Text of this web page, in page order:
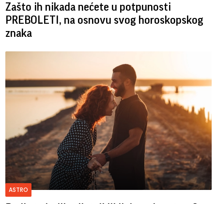
Zašto ih nikada nećete u potpunosti
PREBOLETI, na osnovu svog horoskopskog
znaka
ASTRO